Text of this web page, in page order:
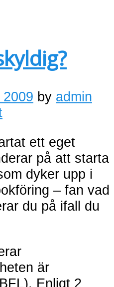
by admin
ett eget
på att starta
dyker upp i
– fan vad
du på ifall du
är
Enligt 2